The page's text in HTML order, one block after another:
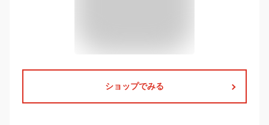
ショップでみる